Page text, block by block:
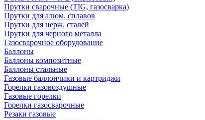
Прутки сварочные (TIG, газосварка)
Прутки для алюм. сплавов
Прутки для нерж. сталей
Прутки для черного металла
Газосварочное оборудование
Баллоны
Баллоны композитные
Баллоны стальные
Газовые баллончики и картриджи
Горелки газовоздушные
Газовые горелки
Горелки газосварочные
Резаки газовые